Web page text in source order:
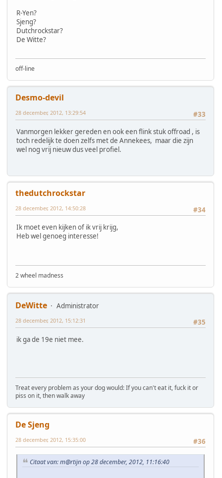
R-Yen?
Sjeng?
Dutchrockstar?
De Witte?
off-line
Desmo-devil
#33
28 december, 2012, 13:29:54
Vanmorgen lekker gereden en ook een flink stuk offroad , is
toch redelijk te doen zelfs met de Annekees, maar die zijn
wel nog vrij nieuw dus veel profiel.
thedutchrockstar
#34
28 december, 2012, 14:50:28
Ik moet even kijken of ik vrij krijg,
Heb wel genoeg interesse!
2 wheel madness
DeWitte
Administrator
#35
28 december, 2012, 15:12:31
ik ga de 19e niet mee.
Treat every problem as your dog would: If you can't eat it, fuck it or
piss on it, then walk away
De Sjeng
#36
28 december, 2012, 15:35:00
Citaat van: m@rtijn op 28 december, 2012, 11:16:40